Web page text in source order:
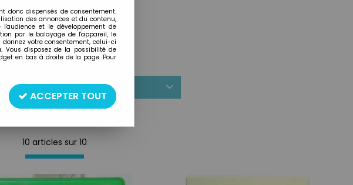
Trier par
10 articles sur 10
donc dispensés de consentement.
des annonces et du contenu,
et le développement de
par le balayage de l'appareil, le
votre consentement, celui-ci
Vous disposez de la possibilité de
en bas à droite de la page. Pour
ACCEPTER TOUT